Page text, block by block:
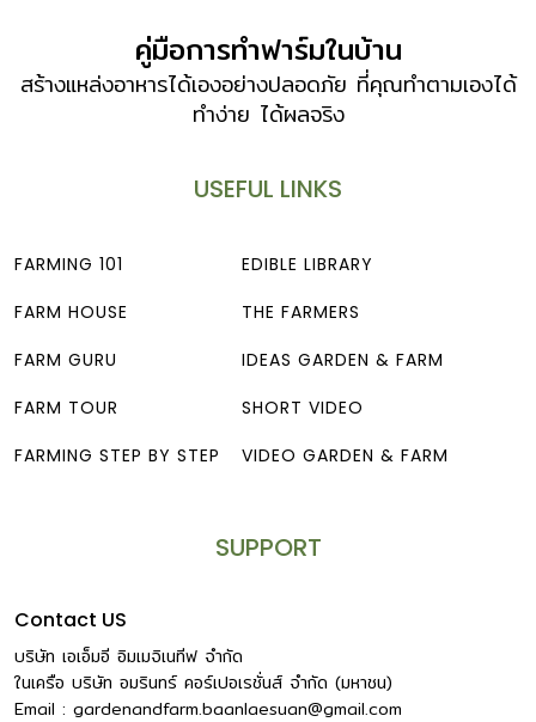
ซากสัตว์ทับถมกัน มีลำต้นใต้ดินเป็นหัว อย่างสกุลบัวสันโดษ
สกุลนางอั้ว […]
คู่มือการทำฟาร์มในบ้าน
สร้างแหล่งอาหารได้เองอย่างปลอดภัย ที่คุณทำตามเองได้
ทำง่าย ได้ผลจริง
USEFUL LINKS
FARMING 101
FARM HOUSE
FARM GURU
FARM TOUR
FARMING STEP BY STEP
EDIBLE LIBRARY
THE FARMERS
IDEAS GARDEN & FARM
SHORT VIDEO
VIDEO GARDEN & FARM
SUPPORT
Contact US
บริษัท เอเอ็มอี อิมเมจิเนทีฟ จำกัด
ในเครือ บริษัท อมรินทร์ คอร์เปอเรชั่นส์ จำกัด (มหาชน)
Email : gardenandfarm.baanlaesuan@gmail.com